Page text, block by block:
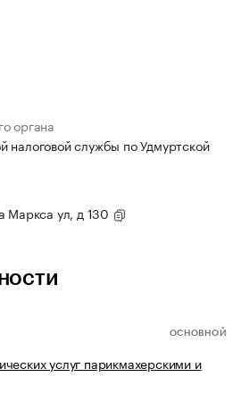
органа
налоговой службы по Удмуртской
Маркса ул, д 130
ОСНОВНОЙ
услуг парикмахерскими и